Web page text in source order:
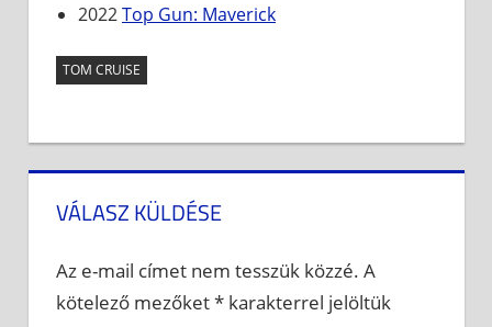
2022Top Gun: Maverick
TOM CRUISE
VÁLASZ KÜLDÉSE
Az e-mail címet nem tesszük közzé. A
kötelező mezőket* karakterrel jelöltük